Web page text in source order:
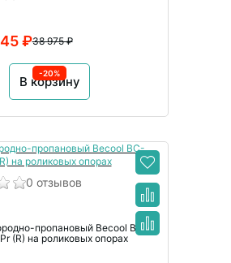
38 975 ₽
₽
В корзину
-20%
0 отзывов
пропановый Becool BC-
(R) на роликовых опорах